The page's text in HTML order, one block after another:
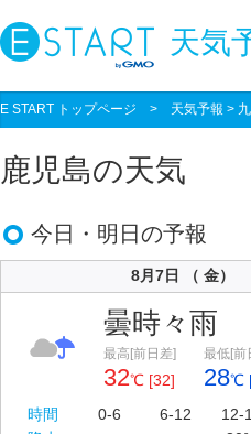
天気
E START トップページ > 天気予報 >
鹿児島の天気
今日・明日の予報
8月7日 （ 金）
曇時々雨
最高[前日差]
32℃ [32]
最低[前
28℃
時間
0-6 6-12 12-